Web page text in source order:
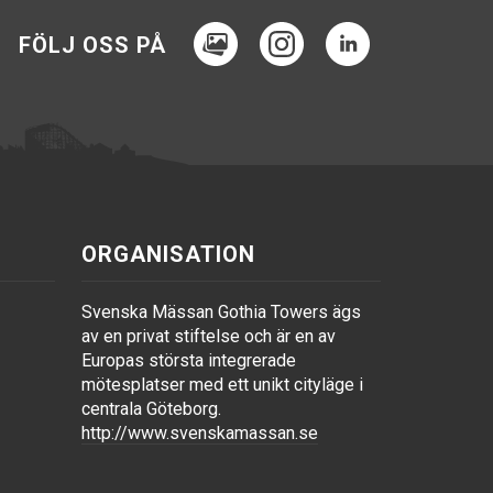
FÖLJ OSS PÅ
MediaHubInstagramLinkedIn
ORGANISATION
Svenska Mässan Gothia Towers ägs
av en privat stiftelse och är en av
Europas största integrerade
mötesplatser med ett unikt cityläge i
centrala Göteborg.
http://www.svenskamassan.se